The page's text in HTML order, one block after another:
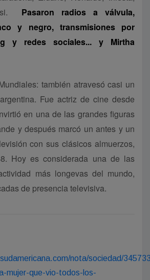
Pasaron radios a válvula,
y negro, transmisiones por
y redes sociales... y Mirtha
también atravesó casi un
Fue actriz de cine desde
en una de las grandes figuras
y después marcó un antes y un
con sus clásicos almuerzos,
Hoy es considerada una de las
más longevas del mundo,
de presencia televisiva.
nota/sociedad/
mujer-que-vio-todos-los-